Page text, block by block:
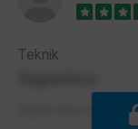
Teknik
Super bra skola